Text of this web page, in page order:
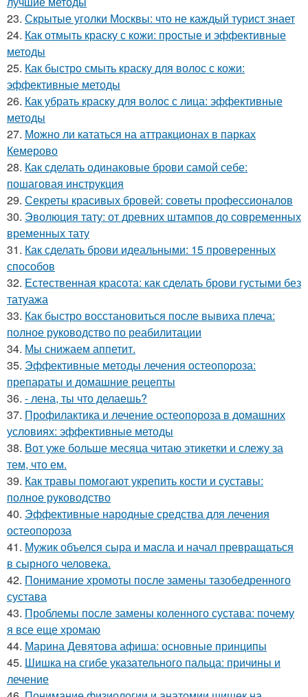
23. Скрытые уголки Москвы: что не каждый турист знает
24. Как отмыть краску с кожи: простые и эффективные
методы
25. Как быстро смыть краску для волос с кожи:
эффективные методы
26. Как убрать краску для волос с лица: эффективные
методы
27. Можно ли кататься на аттракционах в парках
Кемерово
28. Как сделать одинаковые брови самой себе:
пошаговая инструкция
29. Секреты красивых бровей: советы профессионалов
30. Эволюция тату: от древних штампов до современных
временных тату
31. Как сделать брови идеальными: 15 проверенных
способов
32. Естественная красота: как сделать брови густыми без
татуажа
33. Как быстро восстановиться после вывиха плеча:
полное руководство по реабилитации
34. Мы снижаем аппетит.
35. Эффективные методы лечения остеопороза:
препараты и домашние рецепты
36. - лена, ты что делаешь?
37. Профилактика и лечение остеопороза в домашних
условиях: эффективные методы
38. Вот уже больше месяца читаю этикетки и слежу за
тем, что ем.
39. Как травы помогают укрепить кости и суставы:
полное руководство
40. Эффективные народные средства для лечения
остеопороза
41. Мужик объелся сыра и масла и начал превращаться
в сырного человека.
42. Понимание хромоты после замены тазобедренного
сустава
43. Проблемы после замены коленного сустава: почему
я все еще хромаю
44. Марина Девятова афиша: основные принципы
45. Шишка на сгибе указательного пальца: причины и
лечение